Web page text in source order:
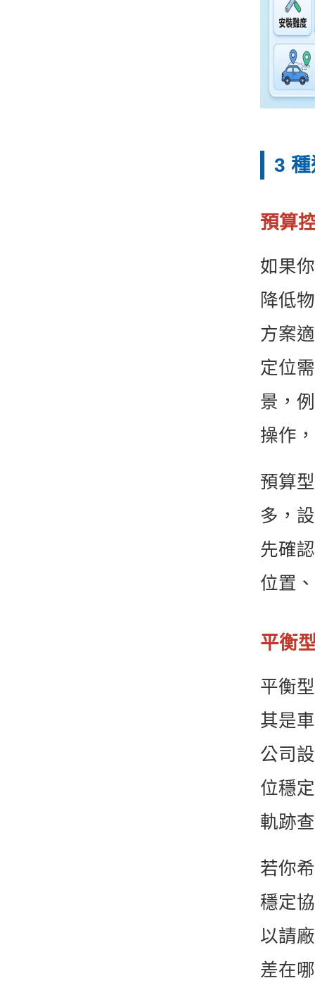
3 種
預算
如果
降低
方案
定位
景，
操作
預算
多，
先確
位置
平衡
平衡
其是
公司
位穩
軌跡
若你
穩定
以請
差在